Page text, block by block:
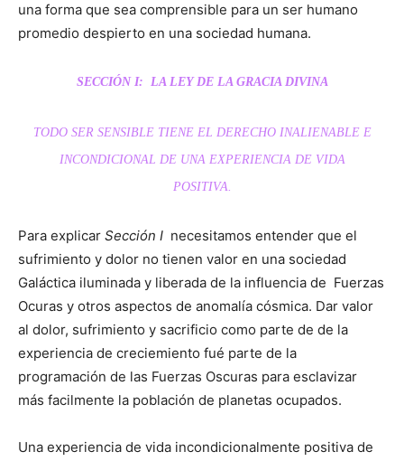
una forma que sea comprensible para un ser humano
promedio despierto en una sociedad humana.
SECCIÓN I: LA LEY DE LA GRACIA DIVINA
TODO SER SENSIBLE TIENE EL DERECHO INALIENABLE E
INCONDICIONAL DE UNA EXPERIENCIA DE VIDA
POSITIVA.
Para explicar Sección I necesitamos entender que el
sufrimiento y dolor no tienen valor en una sociedad
Galáctica iluminada y liberada de la influencia de Fuerzas
Ocuras y otros aspectos de anomalía cósmica. Dar valor
al dolor, sufrimiento y sacrificio como parte de de la
experiencia de creciemiento fué parte de la
programación de las Fuerzas Oscuras para esclavizar
más facilmente la población de planetas ocupados.
Una experiencia de vida incondicionalmente positiva de